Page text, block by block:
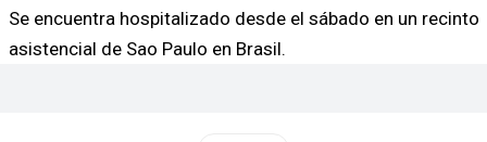
Se encuentra hospitalizado desde el sábado en un recinto
asistencial de Sao Paulo en Brasil.